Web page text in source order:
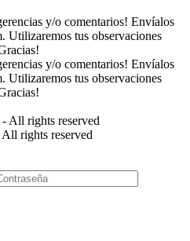
y/o comentarios! Envíalos
. Utilizaremos tus observaciones
y/o comentarios! Envíalos
. Utilizaremos tus observaciones
- All rights reserved
All rights reserved